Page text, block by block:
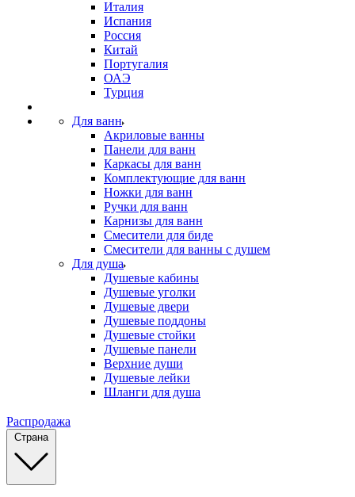
Италия
Испания
Россия
Китай
Португалия
ОАЭ
Турция
Для ванн
Акриловые ванны
Панели для ванн
Каркасы для ванн
Комплектующие для ванн
Ножки для ванн
Ручки для ванн
Карнизы для ванн
Смесители для биде
Смесители для ванны с душем
Для душа
Душевые кабины
Душевые уголки
Душевые двери
Душевые поддоны
Душевые стойки
Душевые панели
Верхние души
Душевые лейки
Шланги для душа
Распродажа
Страна